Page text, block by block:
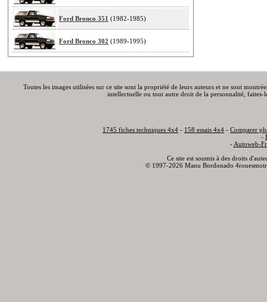
Ford Bronco 351 (1982-1985)
Ford Bronco 302 (1989-1995)
Toutes les images utilisées sur ce site sont la propriété de leurs auteurs et ne sont
intellectuelle ou tout autre droit de la personnalité,
1745 fiches techniques 4x4 - 158 essais 4x4 - Comparer
-
- Autoweb-
Ce site est soumis à des droits
© 1997-2026 Manu Bordonado